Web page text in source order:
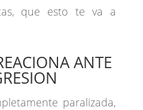
que esto te va a
ANTE
paralizada,